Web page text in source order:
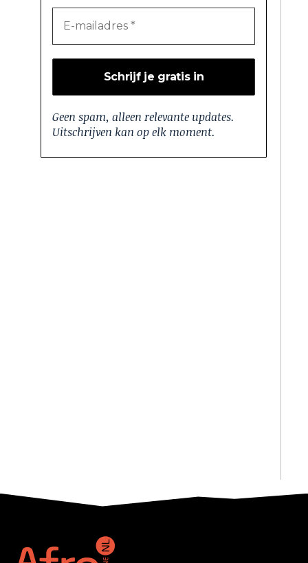
Geen spam, alleen relevante updates.
Uitschrijven kan op elk moment.